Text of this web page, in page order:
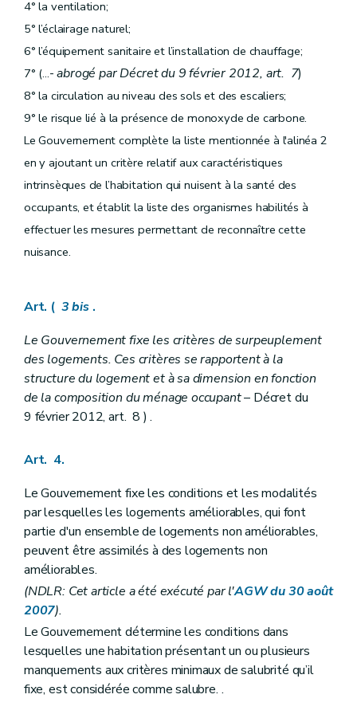
4° la ventilation;
5° l’éclairage naturel;
6° l’équipement sanitaire et l’installation de chauffage;
7° (...-abrogé par Décret du 9 février 2012, art. 7)
8° la circulation au niveau des sols et des escaliers;
9° le risque lié à la présence de monoxyde de carbone.
Le Gouvernement complète la liste mentionnée à l'alinéa 2
en y ajoutant un critère relatif aux caractéristiques
intrinsèques de l’habitation qui nuisent à la santé des
occupants, et établit la liste des organismes habilités à
effectuer les mesures permettant de reconnaître cette
nuisance.
Art. ( 3bis .
Le Gouvernement fixe les critères de surpeuplement
des logements. Ces critères se rapportent à la
structure du logement et à sa dimension en fonction
de la composition du ménage occupant– Décret du
9 février 2012, art. 8 ) .
Art. 4.
Le Gouvernement fixe les conditions et les modalités
par lesquelles les logements améliorables, qui font
partie d'un ensemble de logements non améliorables,
peuvent être assimilés à des logements non
améliorables.
(NDLR: Cet article a été exécuté par l'AGW du 30 août
2007).
Le Gouvernement détermine les conditions dans
lesquelles une habitation présentant un ou plusieurs
manquements aux critères minimaux de salubrité qu’il
fixe, est considérée comme salubre. .